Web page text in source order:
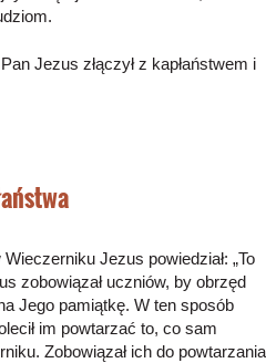
Jezus złączył z kapłaństwem i
Jezus powiedział: „To
zobowiązał uczniów, by obrzęd
Jego pamiątkę. W ten sposób
im powtarzać to, co sam
Zobowiązał ich do powtarzania